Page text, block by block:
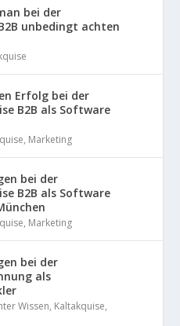
bei der
unbedingt achten
Erfolg bei der
B2B als Software
, Marketing
bei der
B2B als Software
, Marketing
bei der
als
Wissen, Kaltakquise,